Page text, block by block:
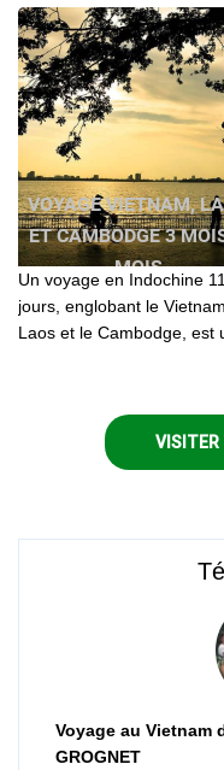
Vietnam Cambodge pas
VOYAGE VIETNAM,
ET CAMBODGE 3
MOIS
Un voyage en Indochine
jours, englobant le
Laos et le Cambodge, est
anciennes, de paysages
époustouflants etVISITER
Voyage au Vietnam
GROGNET